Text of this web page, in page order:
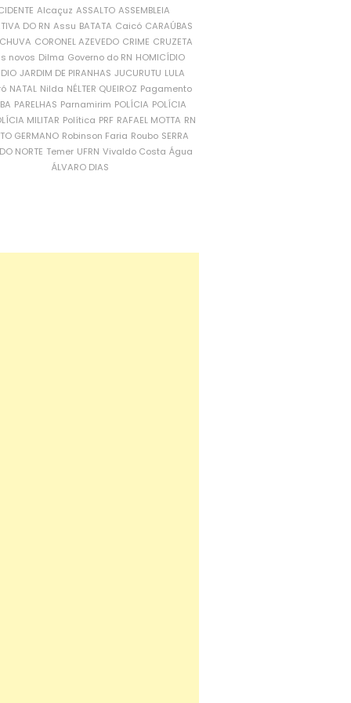
Alcaçuz ASSALTO ASSEMBLEIA
DO RN Assu BATATA Caicó CARAÚBAS
CORONEL AZEVEDO CRIME CRUZETA
novos Dilma Governo do RN HOMICÍDIO
JARDIM DE PIRANHAS JUCURUTU LULA
NATAL Nilda NÉLTER QUEIROZ Pagamento
PARELHAS Parnamirim POLÍCIA POLÍCIA
MILITAR Política PRF RAFAEL MOTTA RN
GERMANO Robinson Faria Roubo SERRA
NORTE Temer UFRN Vivaldo Costa Água
ÁLVARO DIAS